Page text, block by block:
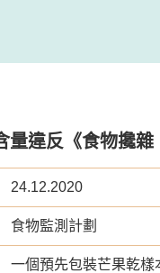
違反《食物攙雜
24.12.2020
食物監測計劃
一個預先包裝芒果乾樣